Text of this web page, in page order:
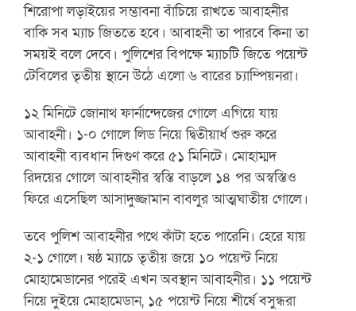
শিরোপা লড়াইয়ের সম্ভাবনা বাঁচিয়ে রাখতে আবাহনীর
বাকি সব ম্যাচ জিততে হবে। আবাহনী তা পারবে কিনা তা
সময়ই বলে দেবে। পুলিশের বিপক্ষে ম্যাচটি জিতে পয়েন্ট
টেবিলের তৃতীয় স্থানে উঠে এলো ৬ বারের চ্যাম্পিয়নরা।
১২ মিনিটে জোনাথ ফার্নান্দেজের গোলে এগিয়ে যায়
আবাহনী। ১-০ গোলে লিড নিয়ে দ্বিতীয়ার্ধ শুরু করে
আবাহনী ব্যবধান দিগুণ করে ৫১ মিনিটে। মোহাম্মদ
রিদয়ের গোলে আবাহনীর স্বস্তি বাড়লে ১৪ পর অস্বস্তিও
ফিরে এসেছিল আসাদুজ্জামান বাবলুর আত্মঘাতীয় গোলে।
তবে পুলিশ আবাহনীর পথে কাঁটা হতে পারেনি। হেরে যায়
২-১ গোলে। ষষ্ঠ ম্যাচে তৃতীয় জয়ে ১০ পয়েন্ট নিয়ে
মোহামেডানের পরেই এখন অবস্থান আবাহনীর। ১১ পয়েন্ট
নিয়ে দুইয়ে মোহামেডান, ১৫ পয়েন্ট নিয়ে শীর্ষে বসুন্ধরা